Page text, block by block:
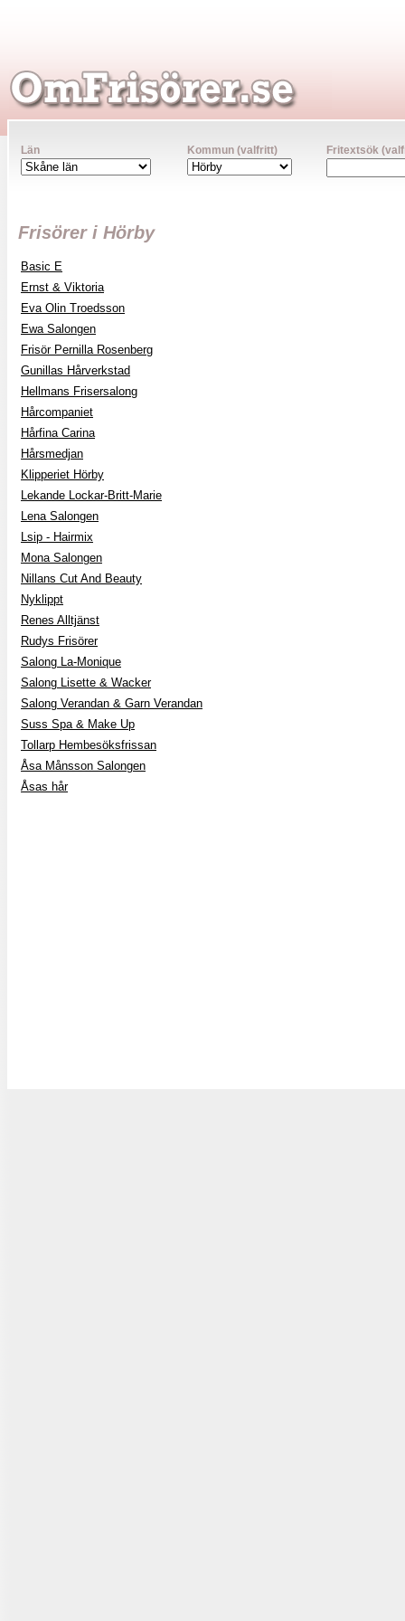
Län Kommun (valfritt) Fritextsök
Frisörer i Hörby
Basic E
Ernst & Viktoria
Eva Olin Troedsson
Ewa Salongen
Frisör Pernilla Rosenberg
Gunillas Hårverkstad
Hellmans Frisersalong
Hårcompaniet
Hårfina Carina
Hårsmedjan
Klipperiet Hörby
Lekande Lockar-Britt-Marie
Lena Salongen
Lsip - Hairmix
Mona Salongen
Nillans Cut And Beauty
Nyklippt
Renes Alltjänst
Rudys Frisörer
Salong La-Monique
Salong Lisette & Wacker
Salong Verandan & Garn Verandan
Suss Spa & Make Up
Tollarp Hembesöksfrissan
Åsa Månsson Salongen
Åsas hår